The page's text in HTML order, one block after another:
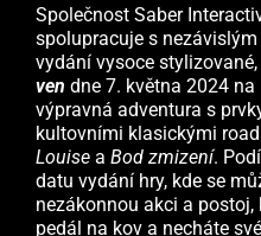
Společnost Saber
spolupracuje s
vydání vysoce
ven dne 7. května 2024 na
výpravná adventura s
kultovními klasickými
Louise a Bod zmizení.
datu vydání hry, kde se
nezákonnou akci a postoj,
pedál na kov a necháte